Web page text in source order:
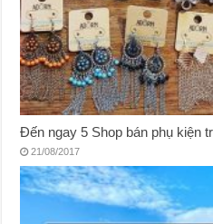
Đến ngay 5 Shop bán phụ kiện
21/08/2017